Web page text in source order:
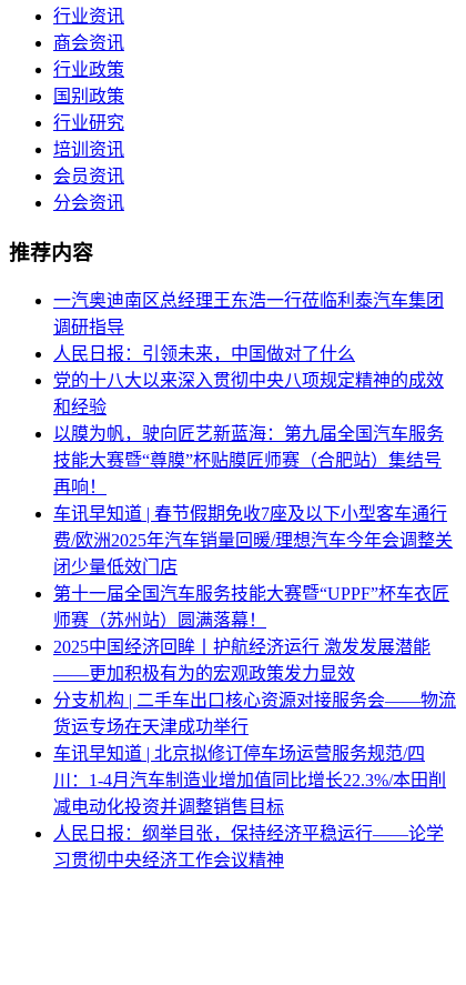
行业资讯
商会资讯
行业政策
国别政策
行业研究
培训资讯
会员资讯
分会资讯
推荐内容
一汽奥迪南区总经理王东浩一行莅临利泰汽车集团
调研指导
人民日报：引领未来，中国做对了什么
党的十八大以来深入贯彻中央八项规定精神的成效
和经验
以膜为帆，驶向匠艺新蓝海：第九届全国汽车服务
技能大赛暨“尊膜”杯贴膜匠师赛（合肥站）集结号
再响！
车讯早知道 | 春节假期免收7座及以下小型客车通行
费/欧洲2025年汽车销量回暖/理想汽车今年会调整关
闭少量低效门店
第十一届全国汽车服务技能大赛暨“UPPF”杯车衣匠
师赛（苏州站）圆满落幕！
2025中国经济回眸丨护航经济运行 激发发展潜能
——更加积极有为的宏观政策发力显效
分支机构 | 二手车出口核心资源对接服务会——物流
货运专场在天津成功举行
车讯早知道 | 北京拟修订停车场运营服务规范/四
川：1-4月汽车制造业增加值同比增长22.3%/本田削
减电动化投资并调整销售目标
人民日报：纲举目张，保持经济平稳运行——论学
习贯彻中央经济工作会议精神